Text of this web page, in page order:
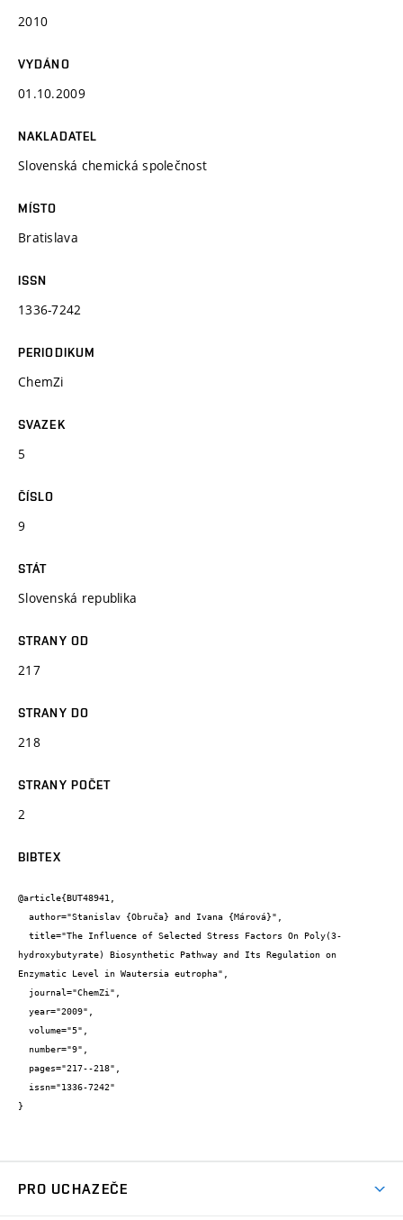
2010
VYDÁNO
01.10.2009
NAKLADATEL
Slovenská chemická společnost
MÍSTO
Bratislava
ISSN
1336-7242
PERIODIKUM
ChemZi
SVAZEK
5
ČÍSLO
9
STÁT
Slovenská republika
STRANY OD
217
STRANY DO
218
STRANY POČET
2
BIBTEX
@article{BUT48941,
hydroxybutyrate) Biosynthetic Pathway and Its Regulation on
Enzymatic Level in Wautersia eutropha",
}
PRO UCHAZEČE